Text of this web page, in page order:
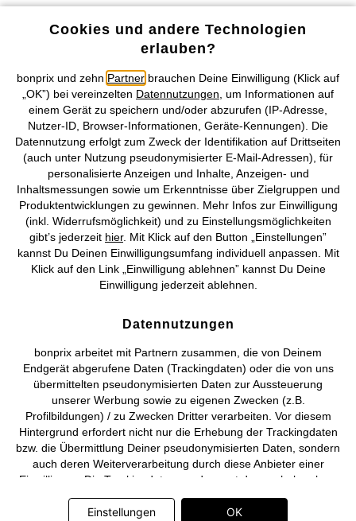
Mehr von bonprix auf
Preisangaben inkl. gesetzl. MwSt. und zzgl.
Service- &
Versandkosten
AGB Datenschutz Cookie-Einstellungen Impressum
Vertrag widerrufen
©2026 bonprix.Alle Rechte vorbehalten.
Deutsch Français
Cookies und andere Technologien
erlauben?
bonprix und zehn Partner brauchen Deine Einwilligung (Klick auf
„OK”) bei vereinzelten Datennutzungen , um Informationen auf
einem Gerät zu speichern und/oder abzurufen (IP-Adresse,
Nutzer-ID, Browser-Informationen, Geräte-Kennungen). Die
Datennutzung erfolgt zum Zweck der Identifikation auf Drittseiten
(auch unter Nutzung pseudonymisierter E-Mail-Adressen), für
personalisierte Anzeigen und Inhalte, Anzeigen- und
Inhaltsmessungen sowie um Erkenntnisse über Zielgruppen und
Produktentwicklungen zu gewinnen. Mehr Infos zur Einwilligung
(inkl. Widerrufsmöglichkeit) und zu Einstellungsmöglichkeiten
gibt’s jederzeit hier. Mit Klick auf den Button „Einstellungen”
kannst Du Deinen Einwilligungsumfang individuell anpassen. Mit
Klick auf den Link „Einwilligung ablehnen” kannst Du Deine
Einwilligung jederzeit ablehnen.
Datennutzungen
bonprix arbeitet mit Partnern zusammen, die von Deinem
Endgerät abgerufene Daten (Trackingdaten) oder die von uns
übermittelten pseudonymisierten Daten zur Aussteuerung
unserer Werbung sowie zu eigenen Zwecken (z.B.
Profilbildungen) / zu Zwecken Dritter verarbeiten. Vor diesem
Hintergrund erfordert nicht nur die Erhebung der Trackingdaten
bzw. die Übermittlung Deiner pseudonymisierten Daten, sondern
auch deren Weiterverarbeitung durch diese Anbieter einer
Einwilligung. Die Trackingdaten werden erst dann erhoben bzw.
Deine pseudonymisierten Daten erst dann übermittelt, wenn Du
auf den in dem Banner auf bonprix.de wiedergebenden Button
Einstellungen OK